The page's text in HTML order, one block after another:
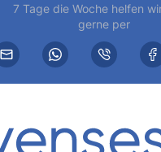
7 Tage die Woche helfen
gerne per